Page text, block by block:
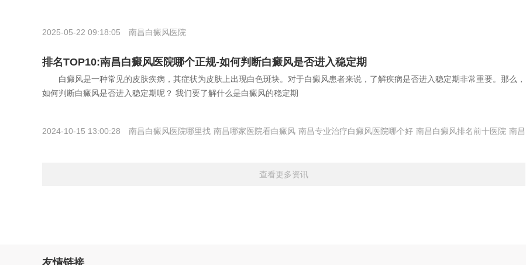
2025-05-22 09:18:05 南昌白癜风医院
排名TOP10:南昌白癜风医院哪个正规-如何判断白癜风是否进入稳定期
白癜风是一种常见的皮肤疾病，其症状为皮肤上出现白色斑块。对于白癜风患者来说，了解疾病是否进入稳定期非常重要。那么，
如何判断白癜风是否进入稳定期呢？ 我们要了解什么是白癜风的稳定期
2024-10-15 13:00:28 南昌白癜风医院哪里找 南昌哪家医院看白癜风 南昌专业治疗白癜风医院哪个好 南昌白癜风排名前十医院 南昌
查看更多资讯